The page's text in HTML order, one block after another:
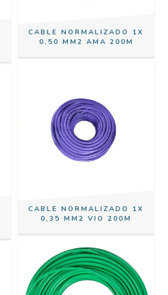
CABLE NORMALIZADO 1X
0,50 MM2 AMA 200M
CABLE NORMALIZADO 1X
0,35 MM2 VIO 200M